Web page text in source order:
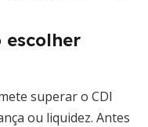
escolher
superar o CDI
ou liquidez. Antes